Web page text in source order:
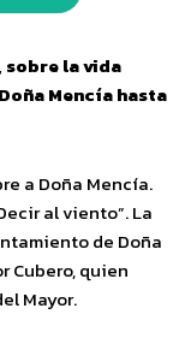
la vida
Mencía hasta
a Doña Mencía.
al viento”. La
de Doña
Cubero, quien
Mayor.